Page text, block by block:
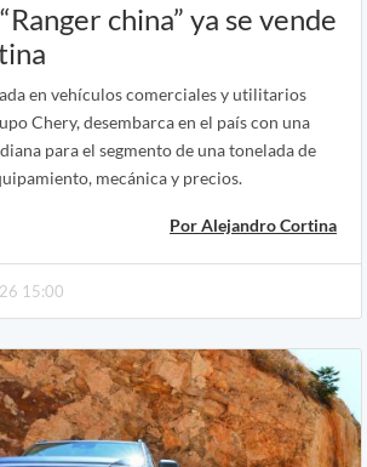
china” ya se vende
en vehículos comerciales y utilitarios
Chery, desembarca en el país con una
para el segmento de una tonelada de
mecánica y precios.
Por Alejandro Cortina
15:00